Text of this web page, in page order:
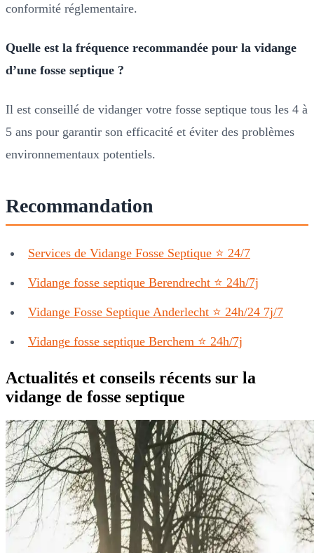
conformité réglementaire.
Quelle est la fréquence recommandée pour la vidange
d’une fosse septique ?
Il est conseillé de vidanger votre fosse septique tous les 4 à
5 ans pour garantir son efficacité et éviter des problèmes
environnementaux potentiels.
Recommandation
Services de Vidange Fosse Septique ⭐️ 24/7
Vidange fosse septique Berendrecht ⭐️ 24h/7j
Vidange Fosse Septique Anderlecht ⭐️ 24h/24 7j/7
Vidange fosse septique Berchem ⭐️ 24h/7j
Actualités et conseils récents sur la
vidange de fosse septique